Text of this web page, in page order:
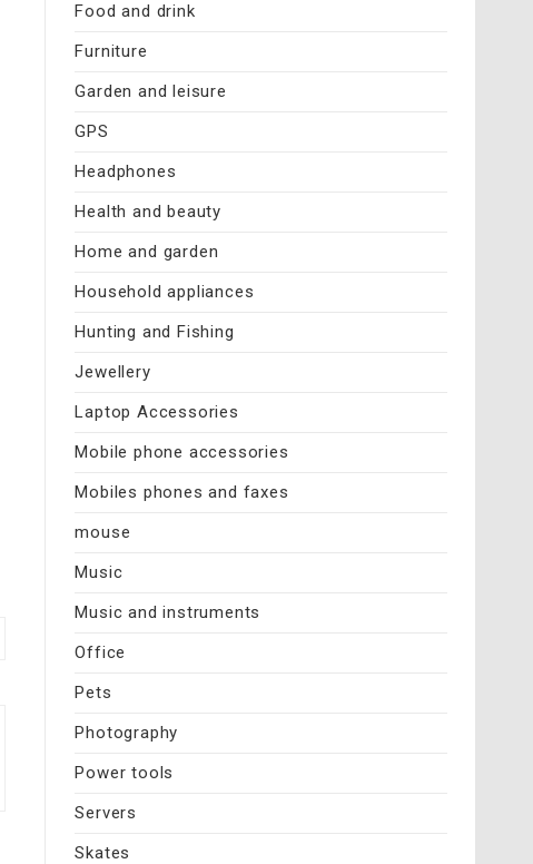
Food and drink
Furniture
Garden and leisure
GPS
Headphones
Health and beauty
Home and garden
Household appliances
Hunting and Fishing
Jewellery
Laptop Accessories
Mobile phone accessories
Mobiles phones and faxes
mouse
Music
Music and instruments
Office
Pets
Photography
Power tools
Servers
Skates